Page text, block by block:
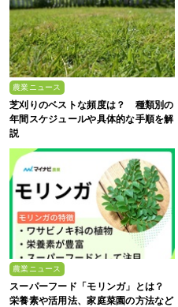
農業ニュース
芝刈りのベストな頻度は？ 種類別の
年間スケジュールや具体的な手順を解
説
農業ニュース
スーパーフード「モリンガ」とは？
栄養素や活用法、家庭菜園の方法など